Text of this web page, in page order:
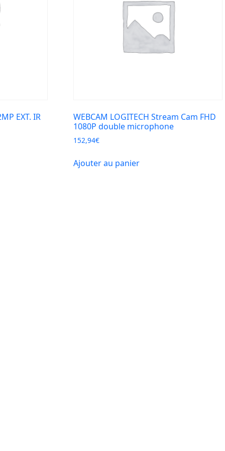
EXT. IR
WEBCAM LOGITECH Stream Cam FHD
1080P double microphone
152,94€
Ajouter au panier